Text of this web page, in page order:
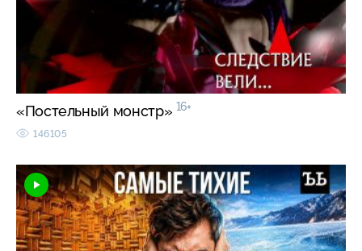
«Постельный монстр» 16+
146105